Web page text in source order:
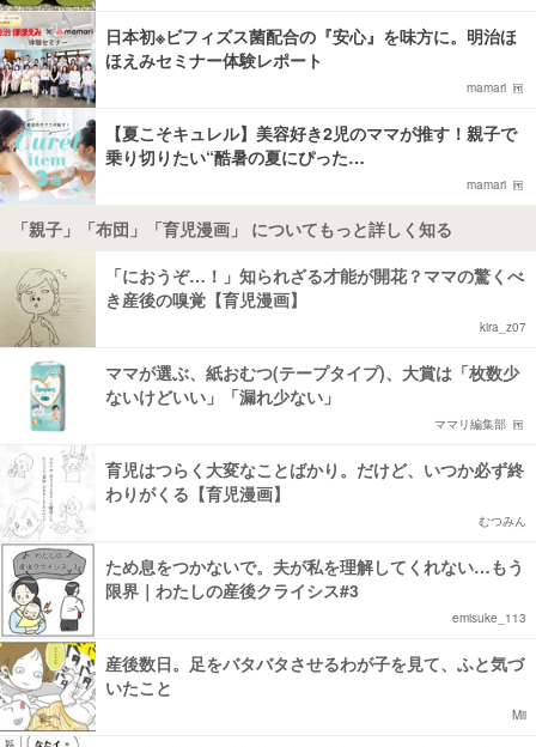
日本初※ビフィズス菌配合の『安心』を味方に。明治ほ
ほえみセミナー体験レポート
mamari
【夏こそキュレル】美容好き2児のママが推す！親子で
乗り切りたい“酷暑の夏にぴった…
mamari
「親子」「布団」「育児漫画」 についてもっと詳しく知る
「におうぞ…！」知られざる才能が開花？ママの驚くべ
き産後の嗅覚【育児漫画】
kira_z07
ママが選ぶ、紙おむつ(テープタイプ)、大賞は「枚数少
ないけどいい」「漏れ少ない」
ママリ編集部
育児はつらく大変なことばかり。だけど、いつか必ず終
わりがくる【育児漫画】
むつみん
ため息をつかないで。夫が私を理解してくれない…もう
限界｜わたしの産後クライシス#3
emisuke_113
産後数日。足をバタバタさせるわが子を見て、ふと気づ
いたこと
Mii